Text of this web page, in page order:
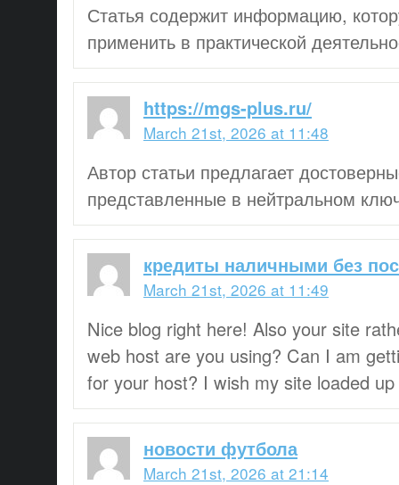
Статья содержит информацию,
применить в практической
https://mgs-plus.ru/
March 21st, 2026 at 11:48
Автор статьи предлагает
представленные в нейтральном
кредиты наличными без
March 21st, 2026 at 11:49
Nice blog right here! Also your site
web host are you using? Can I am
for your host? I wish my site loaded
новости футбола
March 21st, 2026 at 21:14